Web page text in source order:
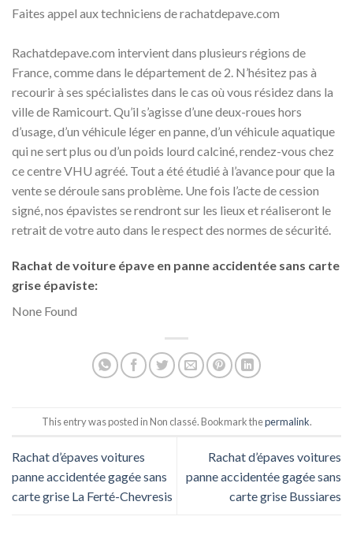
Faites appel aux techniciens de rachatdepave.com
Rachatdepave.com intervient dans plusieurs régions de
France, comme dans le département de 2. N’hésitez pas à
recourir à ses spécialistes dans le cas où vous résidez dans la
ville de Ramicourt. Qu’il s’agisse d’une deux-roues hors
d’usage, d’un véhicule léger en panne, d’un véhicule aquatique
qui ne sert plus ou d’un poids lourd calciné, rendez-vous chez
ce centre VHU agréé. Tout a été étudié à l’avance pour que la
vente se déroule sans problème. Une fois l’acte de cession
signé, nos épavistes se rendront sur les lieux et réaliseront le
retrait de votre auto dans le respect des normes de sécurité.
Rachat de voiture épave en panne accidentée sans carte
grise épaviste:
None Found
This entry was posted in Non classé. Bookmark thepermalink.
Rachat d’épaves voitures
panne accidentée gagée sans
carte grise La Ferté-Chevresis
Rachat d’épaves voitures
panne accidentée gagée sans
carte grise Bussiares